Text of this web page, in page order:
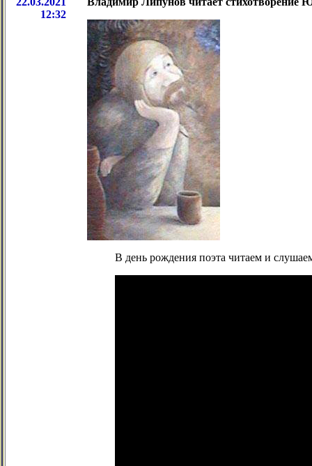
12:32
В день рождения поэта читаем и